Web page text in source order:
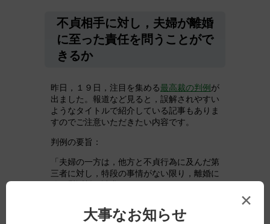
不貞相手に対し，夫婦が離婚
に至った責任を問うことがで
きるか
昨日，１９日，注目を集める最高裁の判例が
出ました。報道など見ると，誤解されやすい
ようなタイトルで紹介している記事もありま
すのでご注意いただきたい内容です。
判例の要旨：
「夫婦の一方は，他方と不貞行為に及んだ第
三者に対し，特段の事情がない限り，離婚に
伴う慰謝料を請求することはできない」
われないの？？」と誤解されそうですが，こ
×
大事なお知らせ